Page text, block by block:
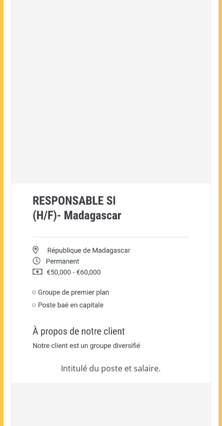
Intitulé du poste et salaire.